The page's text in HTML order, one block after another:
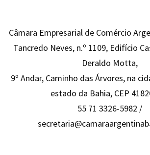
Câmara Empresarial de Comércio
Tancredo Neves, n.º 1109, Edifício
Deraldo Motta,
9º Andar, Caminho das Árvores, na
estado da Bahia, CEP
55 71 3326-5982 /